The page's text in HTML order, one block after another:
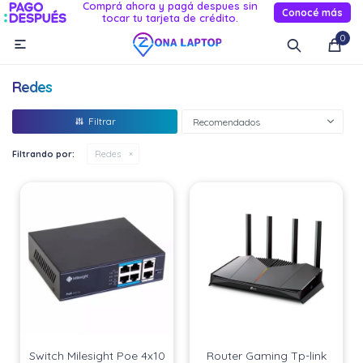
Comprá ahora y pagá despues sin
tocar tu tarjeta de crédito.
Conocé más
0

Redes
Recomendados
Filtrando por: Redes
Switch Milesight Poe 4x10
Router Gaming Tp-link
MI CUENTA
Novedades
Informática